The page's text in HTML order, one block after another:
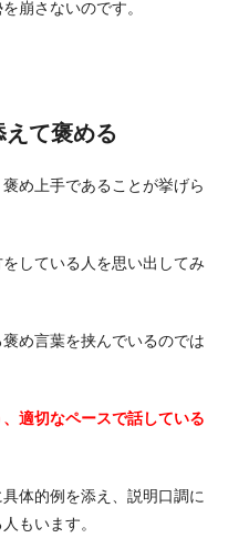
崩さないのです。
えて褒める
め上手であることが挙げら
している人を思い出してみ
め言葉を挟んでいるのでは
適切なペースで話している
体的例を添え、説明口調に
もいます。